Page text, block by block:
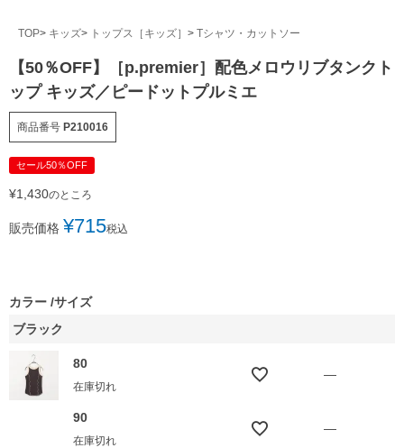
TOP キッズ トップス［キッズ］ Tシャツ・カットソー
【50％OFF】［p.premier］配色メロウリブタンクト
ップ キッズ／ピードットプルミエ
商品番号 P210016
セール50％OFF
¥1,430のところ
販売価格 ¥715税込
カラー サイズ
ブラック
80
在庫切れ
—
90
在庫切れ
—